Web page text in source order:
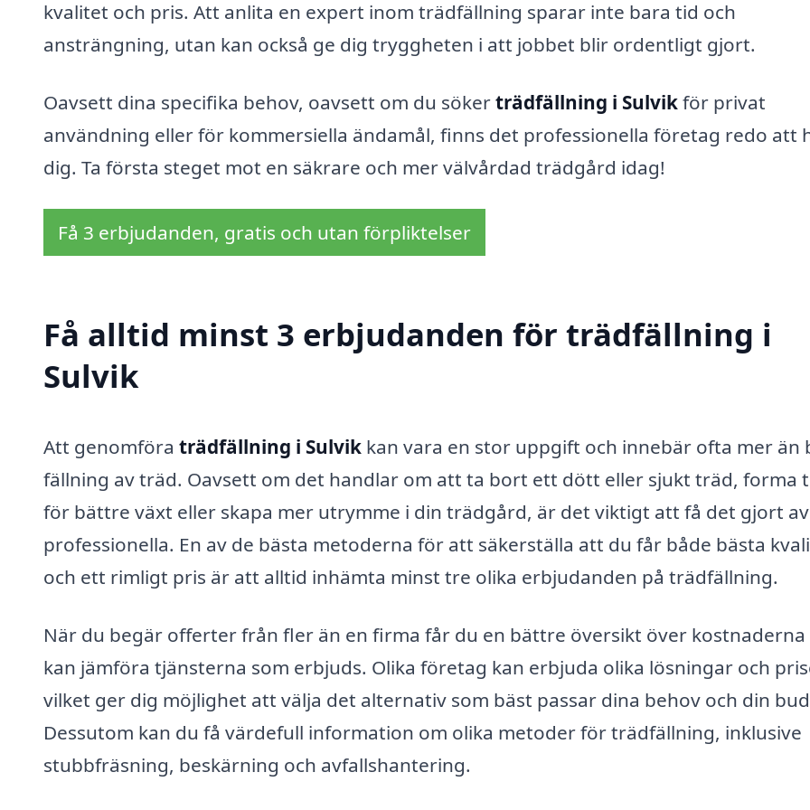
kvalitet och pris. Att anlita en expert inom trädfällning sparar inte bara tid och
ansträngning, utan kan också ge dig tryggheten i att jobbet blir ordentligt gjort.
Oavsett dina specifika behov, oavsett om du sökerträdfällning i Sulvikför privat
användning eller för kommersiella ändamål, finns det professionella företag redo att
dig. Ta första steget mot en säkrare och mer välvårdad trädgård idag!
Få 3 erbjudanden, gratis och utan förpliktelser
Få alltid minst 3 erbjudanden för trädfällning i
Sulvik
Att genomföra trädfällning i Sulvik kan vara en stor uppgift och innebär ofta mer än
fällning av träd. Oavsett om det handlar om att ta bort ett dött eller sjukt träd, forma
för bättre växt eller skapa mer utrymme i din trädgård, är det viktigt att få det gjort av
professionella. En av de bästa metoderna för att säkerställa att du får både bästa
och ett rimligt pris är att alltid inhämta minst tre olika erbjudanden på trädfällning.
När du begär offerter från fler än en firma får du en bättre översikt över kostnaderna
kan jämföra tjänsterna som erbjuds. Olika företag kan erbjuda olika lösningar och
vilket ger dig möjlighet att välja det alternativ som bäst passar dina behov och din
Dessutom kan du få värdefull information om olika metoder för trädfällning, inklusive
stubbfräsning, beskärning och avfallshantering.